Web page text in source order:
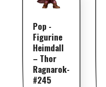
Pop -
Figurine
Heimdall
– Thor
Ragnarok-
#245